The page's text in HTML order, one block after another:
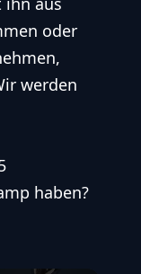
oder
werden
haben?